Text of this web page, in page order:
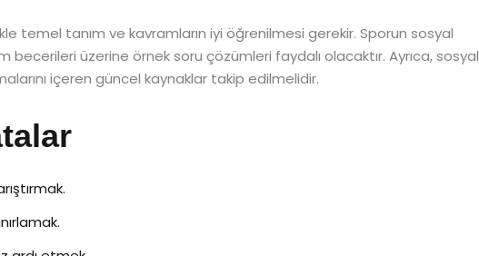
temel tanım ve kavramların iyi öğrenilmesi gerekir. Sporun sosyal
becerileri üzerine örnek soru çözümleri faydalı olacaktır. Ayrıca, sosyal
içeren güncel kaynaklar takip edilmelidir.